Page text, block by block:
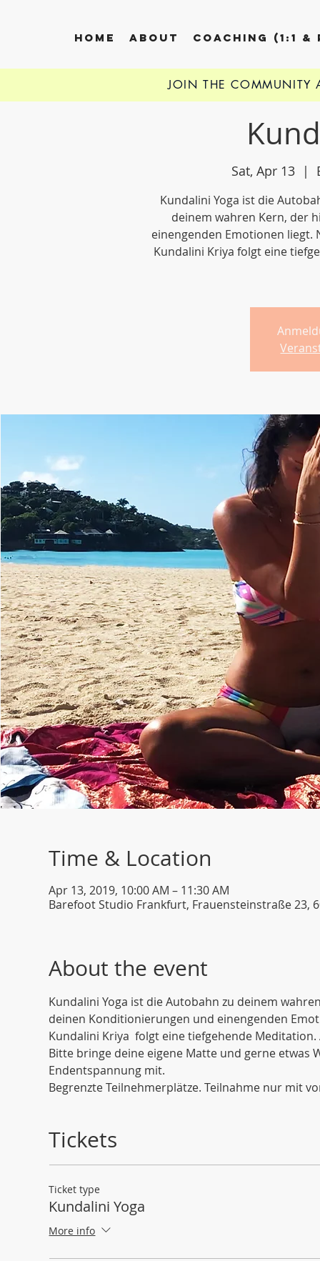
HOME ABOUT COACHING (1:1 &
Sat, Apr 13
  |
Kundalini Yoga ist die
deinem wahren Kern, der
einengenden Emotionen liegt.
Kundalini Kriya folgt eine
Time & Location
Apr 13, 2019, 10:00 AM – 11:30 AM
Barefoot Studio Frankfurt, Frauensteinstraße 23,
About the event
Kundalini Yoga ist die Autobahn zu deinem
deinen Konditionierungen und einengenden
Kundalini Kriya  folgt eine tiefgehende Meditation.
Bitte bringe deine eigene Matte und gerne etwas
Endentspannung mit.
Begrenzte Teilnehmerplätze. Teilnahme nur mit
Tickets
Ticket type
Kundalini Yoga
More info
JOIN THE COMMUNITY